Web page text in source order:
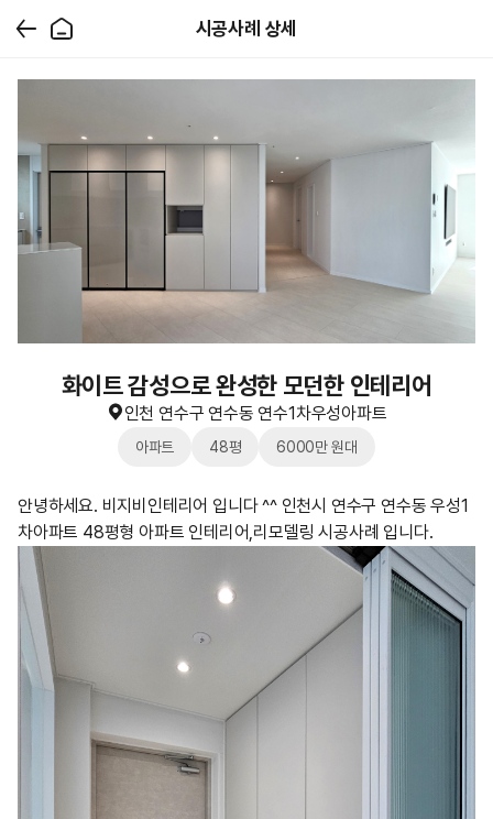
시공사례 상세
화이트 감성으로 완성한 모던한 인테리어
인천 연수구 연수동 연수1차우성아파트
아파트 48평 6000만 원대
안녕하세요. 비지비인테리어 입니다 ^^ 인천시 연수구 연수동 우성1
차아파트 48평형 아파트 인테리어,리모델링 시공사례 입니다.